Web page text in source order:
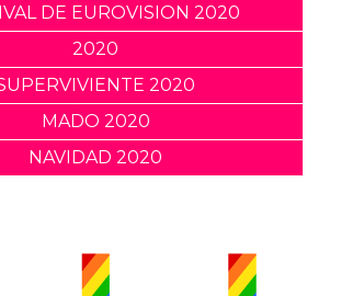
DE EUROVISION 2020
2020
2020
MADO 2020
NAVIDAD 2020